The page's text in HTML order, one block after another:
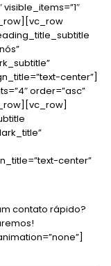
center”]
order=”asc”
center”
contato rápido?